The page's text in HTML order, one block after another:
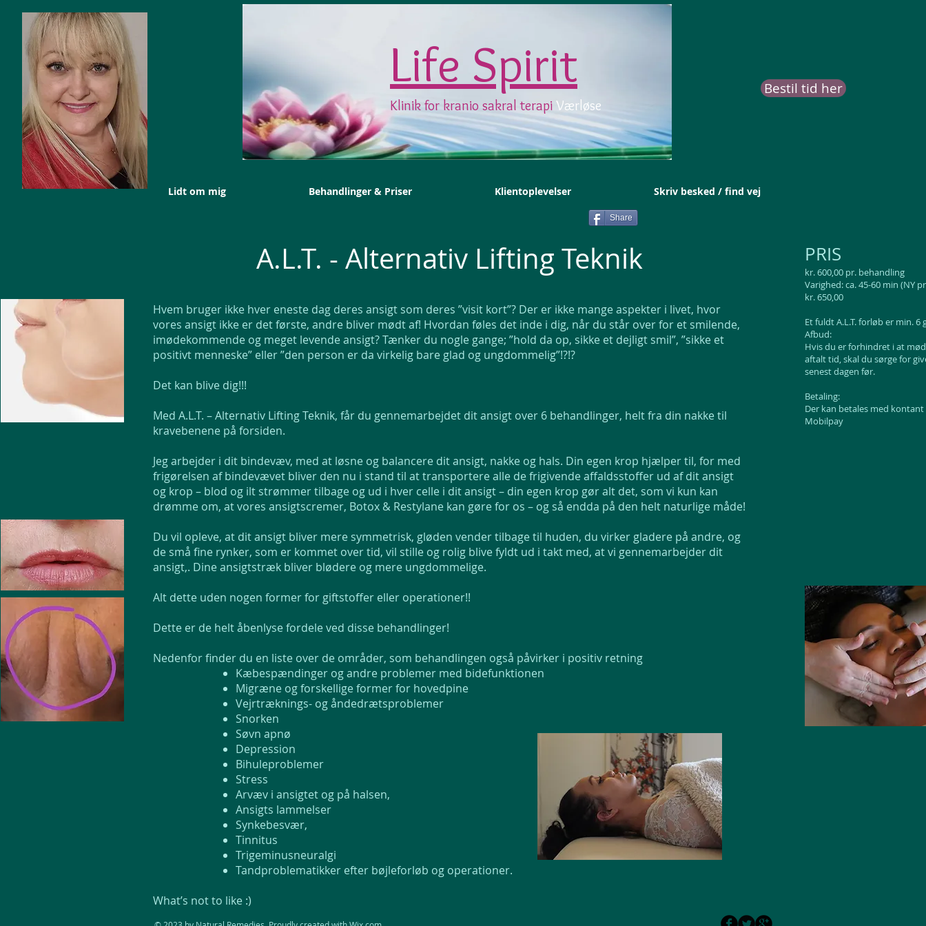
Life Spirit
Klinik for kranio sakral terapi Værløse
Bestil tid her
Lidt om mig Behandlinger & Priser Klientoplevelser Skriv besked / find vej
A.L.T. - Alternativ Lifting Teknik
Hvem bruger ikke hver eneste dag deres ansigt som deres ”visit kort”? Der er ikke mange aspekter i livet, hvor
vores ansigt ikke er det første, andre bliver mødt af! Hvordan føles det inde i dig, når du står over for et smilende,
imødekommende og meget levende ansigt? Tænker du nogle gange; ”hold da op, sikke et dejligt smil”, ”sikke et
positivt menneske” eller ”den person er da virkelig bare glad og ungdommelig”!?!?
Det kan blive dig!!!
Med A.L.T. – Alternativ Lifting Teknik, får du gennemarbejdet dit ansigt over 6 behandlinger, helt fra din nakke til
kravebenene på forsiden.
Jeg arbejder i dit bindevæv, med at løsne og balancere dit ansigt, nakke og hals. Din egen krop hjælper til, for med
frigørelsen af bindevævet bliver den nu i stand til at transportere alle de frigivende affaldsstoffer ud af dit ansigt
og krop – blod og ilt strømmer tilbage og ud i hver celle i dit ansigt – din egen krop gør alt det, som vi kun kan
drømme om, at vores ansigtscremer, Botox & Restylane kan gøre for os – og så endda på den helt naturlige måde!
Du vil opleve, at dit ansigt bliver mere symmetrisk, gløden vender tilbage til huden, du virker gladere på andre, og
de små fine rynker, som er kommet over tid, vil stille og rolig blive fyldt ud i takt med, at vi gennemarbejder dit
ansigt,. Dine ansigtstræk bliver blødere og mere ungdommelige.
Alt dette uden nogen former for giftstoffer eller operationer!!
Dette er de helt åbenlyse fordele ved disse behandlinger!
Nedenfor finder du en liste over de områder, som behandlingen også påvirker i positiv retning
Kæbespændinger og andre problemer med bidefunktionen
Migræne og forskellige former for hovedpine
Vejrtræknings- og åndedrætsproblemer
Snorken
Søvn apnø
Depression
Bihuleproblemer
Stress
Arvæv i ansigtet og på halsen,
Ansigts lammelser
Synkebesvær,
Tinnitus
Trigeminusneuralgi
Tandproblematikker efter bøjleforløb og operationer.
What’s not to like :)
PRIS
kr. 600,00 pr. behandling
Varighed: ca. 45-60 min (NY
kr. 650,00
Et fuldt A.L.T. forløb er min. 6
Afbud:
Hvis du er forhindret i at
aftalt tid, skal du sørge for
senest dagen før.
Betaling:
Der kan betales med kontant
Mobilpay
Share